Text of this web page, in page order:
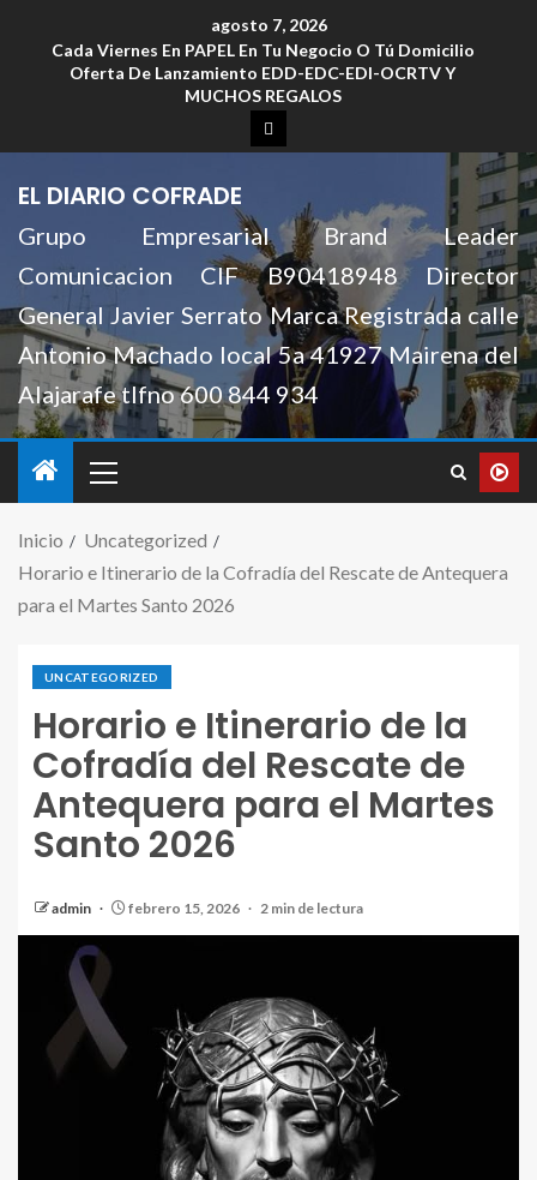
agosto 7, 2026
Cada Viernes En PAPEL En Tu Negocio O Tú Domicilio
Oferta De Lanzamiento EDD-EDC-EDI-OCRTV Y
MUCHOS REGALOS
EL DIARIO COFRADE
Grupo Empresarial Brand Leader
Comunicacion CIF B90418948 Director
General Javier Serrato Marca Registrada calle
Antonio Machado local 5a 41927 Mairena del
Alajarafe tlfno 600 844 934
Inicio
Uncategorized
Horario e Itinerario de la Cofradía del Rescate de Antequera
para el Martes Santo 2026
UNCATEGORIZED
Horario e Itinerario de la
Cofradía del Rescate de
Antequera para el Martes
Santo 2026
admin febrero 15, 2026 2 min de lectura